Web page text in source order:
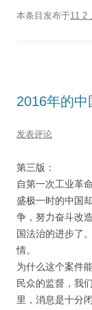
本条目发布于11 2
2016年的中
发表评论
第三版：
自第一次工业革
盛极一时的中国
争，努力奋斗改
国法治的进步了
情。
为什么这个案件
民众的监督，我
里，消息是十分